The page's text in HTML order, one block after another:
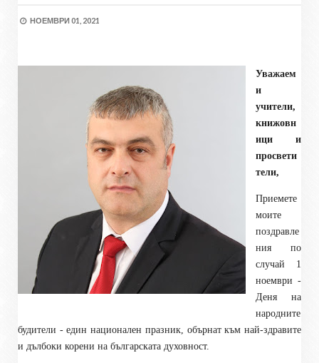
НОЕМВРИ 01, 2021
Уважаем
и
учители,
книжовн
ици и
просвети
тели,
Приемете
моите
поздравле
ния по
случай 1
ноември -
Деня на
народните
будители - един национален празник, обърнат към най-здравите
и дълбоки корени на българската духовност.